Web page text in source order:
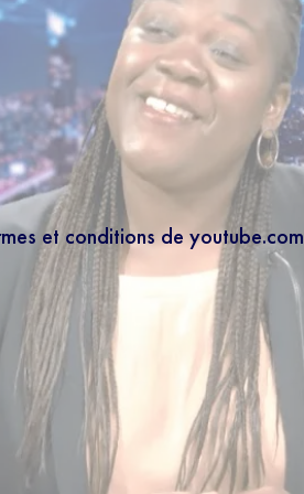
et conditions de youtube.com